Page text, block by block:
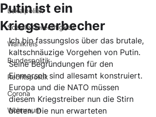
Lokalpolitik
Soziale Gerechtigkeit
Wahlkreis
Bundespolitik
Rechtspolitik
Corona
Wohnraum
Putin ist ein
Kriegsverbecher
Ich bin fassungslos über das brutale,
kaltschnäuzige Vorgehen von Putin.
Seine Begründungen für den
Einmarsch sind allesamt konstruiert.
Europa und die NATO müssen
diesem Kriegstreiber nun die Stirn
bieten. Die nun erwarteten